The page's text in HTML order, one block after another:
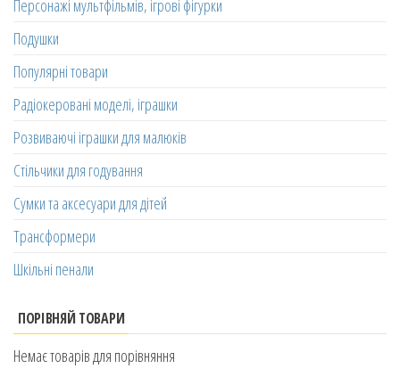
Персонажі мультфільмів, ігрові фігурки
Подушки
Популярні товари
Радіокеровані моделі, іграшки
Розвиваючі іграшки для малюків
Стільчики для годування
Сумки та аксесуари для дітей
Трансформери
Шкільні пенали
ПОРІВНЯЙ ТОВАРИ
Немає товарів для порівняння